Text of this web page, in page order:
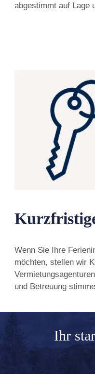
abgestimmt auf Lage
Wenn Sie Ihre
möchten, stellen wir
und Betreuung
Ihr